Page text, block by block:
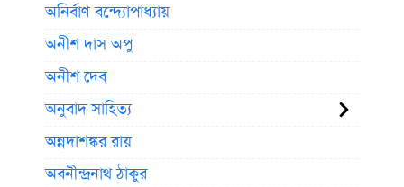
অনির্বাণ বন্দ্যোপাধ্যায়
অনীশ দাস অপু
অনীশ দেব
অনুবাদ সাহিত্য
অন্নদাশঙ্কর রায়
অবনীন্দ্রনাথ ঠাকুর